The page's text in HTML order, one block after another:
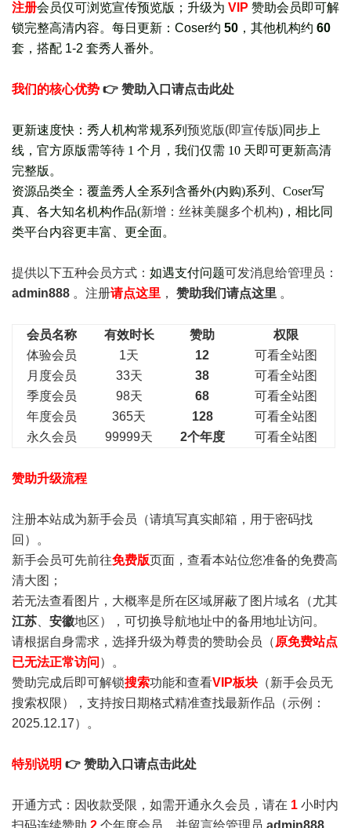
注册会员仅可浏览宣传预览版 ； 升级为 VIP 赞助会员即可解
锁完整高清内容。每日更新： Coser约 50 ，其他机构约 60
套， 搭配 1-2 套秀人番外。
我们的核心优势 👉 赞助入口请点击此处
更新速度快：秀人机构常规系列 预览版(即宣传版)同步上
线，官方原版需等待 1 个月，我们仅需 10 天即可更新高清
完整版。
资源品类全：覆盖秀人全系列含番外(内购)系列、Coser写
真、各大知名机构作品(新增：丝袜美腿多个机构)，相比同
类平台内容更丰富、更全面。
提供以下五种会员方式： 如遇支付问题可发消息给管理员：
admin888 。注册请点这里 ， 赞助我们请点这里 。
会员名称 有效时长 赞助
权限
体验会员
1天 12
可看全站图
月度会员
33天 38
可看全站图
季度会员
98天 68
可看全站图
年度会员
365天 128
可看全站图
永久会员
99999天 2个年度 可看全站图
赞助升级流程
注册本站成为新手会员 （请填写真实邮箱，用于密码找
回）。
新手会员可先前往免费版页面，查看本站位您准备的免费高
清大图；
若无法查看图片，大概率是所在区域屏蔽了图片域名（尤其
江苏
安徽地区），可切换导航地址中的备用地址访问。
请根据自身需求，选择升级为尊贵的赞助会员（ 原免费站点
已无法正常访问 ）。
赞助完成后即可解锁搜索功能和查看VIP板块 （新手会员无
搜索权限），支持按日期格式精准查找最新作品（示例：
2025.12.17）。
特别说明 👉 赞助入口请点击此处
开通方式：因收款受限，如需开通永久会员，请在 1 小时内
扫码连续赞助 2 个年度会员，并留言给管理员 admin888